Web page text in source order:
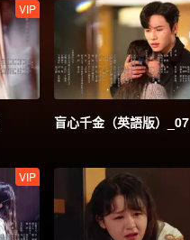
VIP
盲心千金（英語版）_07
VIP